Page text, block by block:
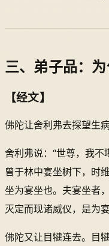
三、弟子品：
【经文】
佛陀让舍利弗去探望生
舍利弗说：“世尊，我不
曾于林中宴坐树下，时
坐为宴坐也。夫宴坐者
灭定而现诸威仪，是为
佛陀又让目犍连去。目